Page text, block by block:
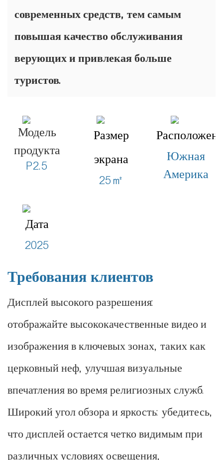
современных средств, тем самым
повышая качество обслуживания
верующих и привлекая больше
туристов.
Модель
продукта
P2.5
Размер
экрана
25㎡
Южная
Америка
Дата
2025
Требования клиентов
Дисплей высокого разрешения:
отображайте высококачественные видео и
изображения в ключевых зонах, таких как
церковный неф, улучшая визуальные
впечатления во время религиозных служб.
Широкий угол обзора и яркость: убедитесь,
что дисплей остается четко видимым при
различных условиях освещения,